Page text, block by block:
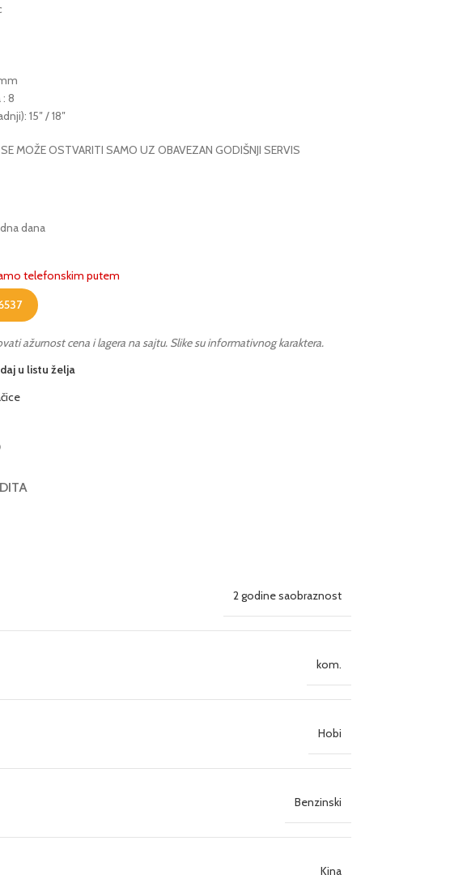
8
15″ / 18″
SE MOŽE OSTVARITI SAMO UZ OBAVEZAN GODIŠNJI SERVIS
dana
telefonskim putem
ažurnost cena i lagera na sajtu. Slike su informativnog karaktera.
u listu želja
2 godine saobraznost
kom.
Hobi
Benzinski
Kina